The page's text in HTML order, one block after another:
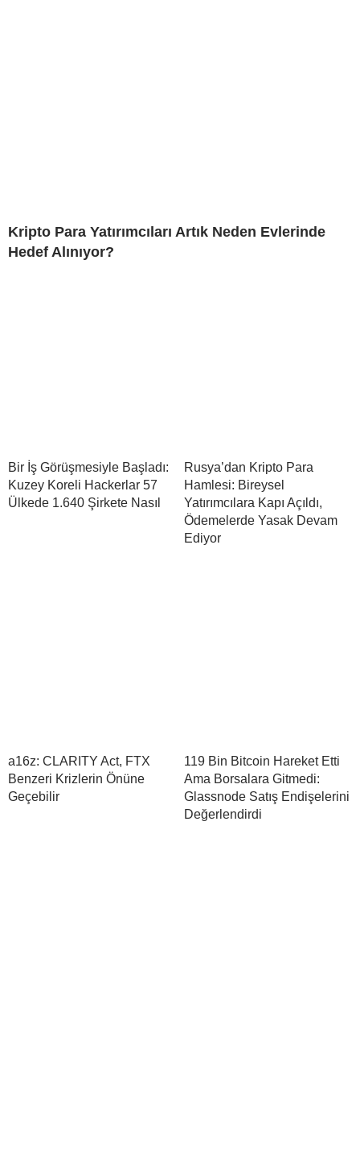
Kripto Para Yatırımcıları Artık Neden Evlerinde
Hedef Alınıyor?
Bir İş Görüşmesiyle Başladı:
Kuzey Koreli Hackerlar 57
Ülkede 1.640 Şirkete Nasıl
Rusya’dan Kripto Para
Hamlesi: Bireysel
Yatırımcılara Kapı Açıldı,
Ödemelerde Yasak Devam
Ediyor
a16z: CLARITY Act, FTX
Benzeri Krizlerin Önüne
Geçebilir
119 Bin Bitcoin Hareket Etti
Ama Borsalara Gitmedi:
Glassnode Satış Endişelerini
Değerlendirdi